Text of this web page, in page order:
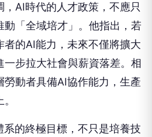
AI時代的人才政策，不應只
動「全域培才」。他指出，若
的AI能力，未來不僅將擴大
步拉大社會與薪資落差。相
勞動者具備AI協作能力，生產
的終極目標，不只是培養技